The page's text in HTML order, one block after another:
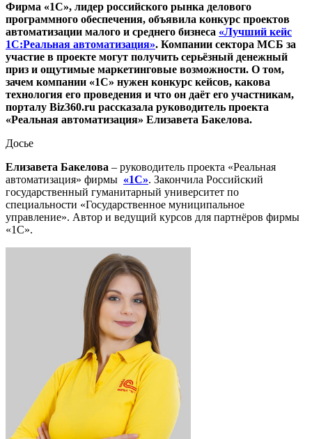
Фирма «1С», лидер российского рынка делового
программного обеспечения, объявила конкурс проектов
автоматизации малого и среднего бизнеса «Лучший кейс
1С:Реальная автоматизация». Компании сектора МСБ за
участие в проекте могут получить серьёзный денежный
приз и ощутимые маркетинговые возможности. О том,
зачем компании «1С» нужен конкурс кейсов, какова
технология его проведения и что он даёт его участникам,
порталу Biz360.ru рассказала руководитель проекта
«Реальная автоматизация» Елизавета Бакелова.
Досье
Елизавета Бакелова – руководитель проекта «Реальная
автоматизация» фирмы «1С». Закончила Российский
государственный гуманитарный университет по
специальности «Государственное муниципальное
управление». Автор и ведущий курсов для партнёров фирмы
«1С».